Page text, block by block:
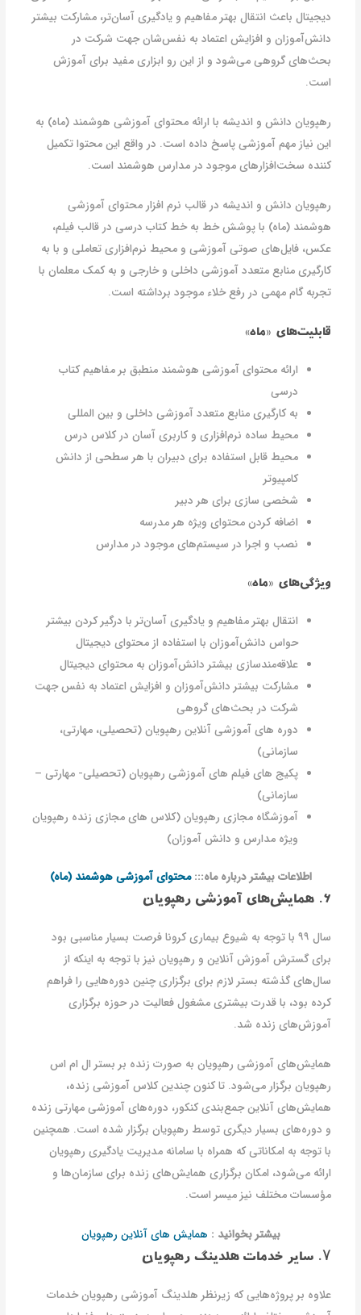
دیجیتال باعث انتقال بهتر مفاهیم و یادگیری آسان‌تر، مشارکت بیشتر
دانش‌آموزان و افزایش اعتماد به نفس‌شان جهت شرکت در
بحث‌های گروهی می‌شود و از این‌ رو ابزاری مفید برای آموزش
است.
رهپویان دانش و اندیشه با ارائه محتوای آموزشی هوشمند (ماه) به
این نیاز مهم آموزشی پاسخ داده است. در واقع این محتوا تکمیل
کننده سخت‌افزارهای موجود در مدارس هوشمند است.
رهپویان دانش و اندیشه در قالب نرم افزار محتوای آموزشی
هوشمند (ماه) با پوشش خط به خط کتاب درسی در قالب فیلم،
عکس، فایل‌های صوتی آموزشی و محیط نرم‌افزاری تعاملی و با به
کارگیری منابع متعدد آموزشی داخلی و خارجی و به کمک معلمان با
تجربه گام مهمی در رفع خلاء موجود برداشته است.
قابلیت‌های «ماه»
ارائه محتوای آموزشی هوشمند منطبق بر مفاهیم کتاب
درسی
به کارگیری منابع متعدد آموزشی داخلی و بین المللی
محیط ساده نرم‌افزاری و کاربری آسان در کلاس درس
محیط قابل استفاده برای دبیران با هر سطحی از دانش
کامپیوتر
شخصی سازی برای هر دبیر
اضافه کردن محتوای ویژه هر مدرسه
نصب و اجرا در سیستم‌های موجود در مدارس
ویژگی‌های «ماه»
انتقال بهتر مفاهیم و یادگیری آسان‌تر با درگیر کردن بیشتر
حواس دانش‌آموزان با استفاده از محتوای دیجیتال
علاقه‌مندسازی بیشتر دانش‌آموزان به محتوای دیجیتال
مشارکت بیشتر دانش‌آموزان و افزایش اعتماد به نفس جهت
شرکت در بحث‌های گروهی
دوره های آموزشی آنلاین رهپویان (تحصیلی، مهارتی،
سازمانی)
پکیج های فیلم های آموزشی رهپویان (تحصیلی- مهارتی –
سازمانی)
آموزشگاه مجازی رهپویان (کلاس های مجازی زنده رهپویان
ویژه مدارس و دانش آموزان)
اطلاعات بیشتر درباره ماه:::محتوای آموزشی هوشمند (ماه)
۶. همایش‌های آموزشی رهپویان
سال ۹۹ با توجه به شیوع بیماری کرونا فرصت بسیار مناسبی بود
برای گسترش آموزش آنلاین و رهپویان نیز با توجه به اینکه از
سال‌های گذشته بستر لازم برای برگزاری چنین دوره‌هایی را فراهم
کرده بود، با قدرت بیشتری مشغول فعالیت در حوزه برگزاری
آموزش‌های زنده شد.
همایش‌های آموزشی رهپویان به صورت زنده بر بستر ال ام اس
رهپویان برگزار می‌شود. تا کنون چندین کلاس آموزشی زنده،
همایش‌های آنلاین جمع‌بندی کنکور، دوره‌های آموزشی مهارتی زنده
و دوره‌های بسیار دیگری توسط رهپویان برگزار شده است. همچنین
با توجه به امکاناتی که همراه با سامانه مدیریت یادگیری رهپویان
ارائه می‌شود، امکان برگزاری همایش‌های زنده برای سازمان‌ها و
مؤسسات مختلف نیز میسر است.
بیشتر بخوانید : همایش های آنلاین رهپویان
۷. سایر خدمات هلدینگ رهپویان
علاوه بر پروژه‌هایی که زیرنظر هلدینگ آموزشی رهپویان خدمات